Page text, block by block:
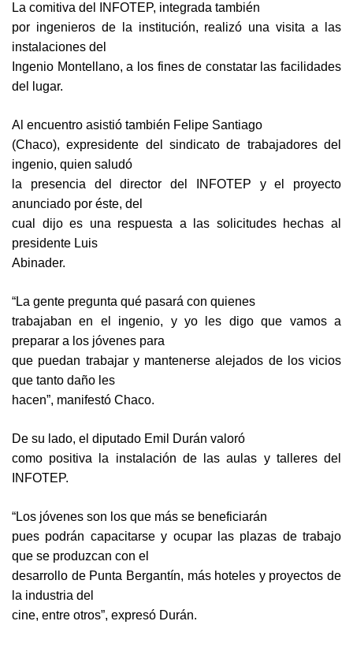
La comitiva del INFOTEP, integrada también
por ingenieros de la institución, realizó una visita a las
instalaciones del
Ingenio Montellano, a los fines de constatar las facilidades
del lugar.
Al encuentro asistió también Felipe Santiago
(Chaco), expresidente del sindicato de trabajadores del
ingenio, quien saludó
la presencia del director del INFOTEP y el proyecto
anunciado por éste, del
cual dijo es una respuesta a las solicitudes hechas al
presidente Luis
Abinader.
“La gente pregunta qué pasará con quienes
trabajaban en el ingenio, y yo les digo que vamos a
preparar a los jóvenes para
que puedan trabajar y mantenerse alejados de los vicios
que tanto daño les
hacen”, manifestó Chaco.
De su lado, el diputado Emil Durán valoró
como positiva la instalación de las aulas y talleres del
INFOTEP.
“Los jóvenes son los que más se beneficiarán
pues podrán capacitarse y ocupar las plazas de trabajo
que se produzcan con el
desarrollo de Punta Bergantín, más hoteles y proyectos de
la industria del
cine, entre otros”, expresó Durán.